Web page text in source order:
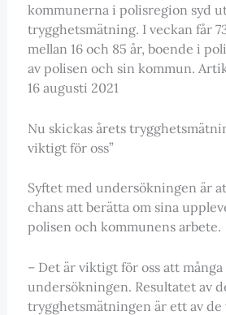
kommunerna i polisregion syd
trygghetsmätning. I veckan får
mellan 16 och 85 år, boende i
av polisen och sin kommun.
16 augusti 2021
Nu skickas årets
viktigt för oss”
Syftet med undersökningen är
chans att berätta om sina
polisen och kommunens arbete.
– Det är viktigt för oss att många
undersökningen. Resultatet av
trygghetsmätningen är ett av de